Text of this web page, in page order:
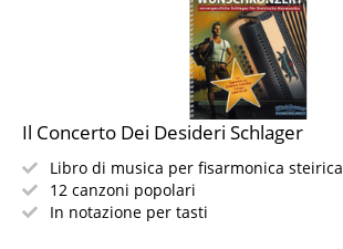
Il Concerto Dei Desideri Schlager
Libro di musica per fisarmonica steirica
12 canzoni popolari
In notazione per tasti